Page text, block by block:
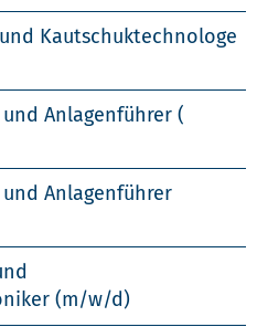
Kautschuktechnologe
Anlagenführer (
Anlagenführer
(m/w/d)